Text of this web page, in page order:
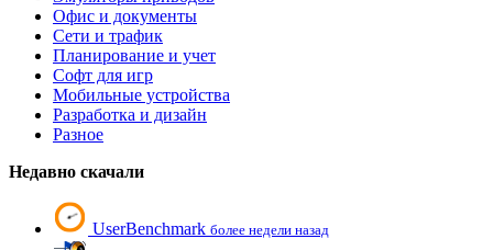
Офис и документы
Сети и трафик
Планирование и учет
Софт для игр
Мобильные устройства
Разработка и дизайн
Разное
Недавно скачали
UserBenchmark более недели назад